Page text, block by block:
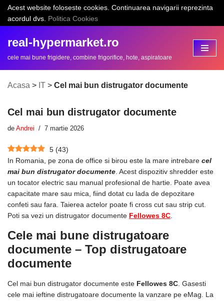
Sari
conținut
Acest website foloseste cookies. Continuarea navigarii reprezinta
acordul dvs. Politica Cookies
real-hypermarket.ro
cele mai bune frigidere, combine frigorifice, hote, aspiratoare
Acasa > IT > Cel mai bun distrugator documente
Cel mai bun distrugator documente
de Andrei 7 martie 2026
5 (43)
In Romania, pe zona de office si birou este la mare intrebare cel
mai bun distrugator documente . Acest dispozitiv shredder este
un tocator electric sau manual profesional de hartie. Poate avea
capacitate mare sau mica, fiind dotat cu lada de depozitare
confeti sau fara. Taierea actelor poate fi cross cut sau strip cut.
Poti sa vezi un distrugator documente Fellowes 8C
Cele mai bune distrugatoare
documente – Top distrugatoare
documente
Cel mai bun distrugator documente este Fellowes 8C . Gasesti
cele mai ieftine distrugatoare documente la vanzare pe eMag. La